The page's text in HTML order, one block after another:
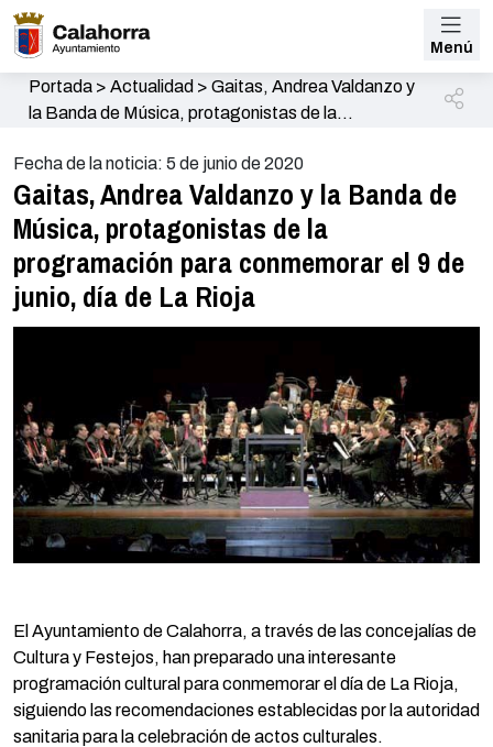
Menú
Portada> Actualidad > Gaitas, Andrea Valdanzo y
la Banda de Música, protagonistas de la
La Rioja
Fecha de la noticia: 5 de junio de 2020
Gaitas, Andrea Valdanzo y la Banda de
Música, protagonistas de la
programación para conmemorar el 9 de
junio, día de La Rioja
El Ayuntamiento de Calahorra, a través de las concejalías de
Cultura y Festejos, han preparado una interesante
programación cultural para conmemorar el día de La Rioja,
siguiendo las recomendaciones establecidas por la autoridad
sanitaria para la celebración de actos culturales.